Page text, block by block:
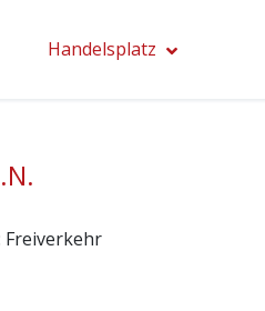
Handelsplatz
Freiverkehr